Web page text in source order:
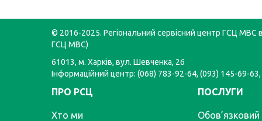
© 2016-2025. Регіональний сервісний центр ГСЦ МВС в
ГСЦ МВС)
61013, м. Харків, вул. Шевченка, 26
Інформаційний центр: (068) 783-92-64, (093) 145-69-
ПРО РСЦ
Хто ми
ПОСЛУГИ
Обов’язковий